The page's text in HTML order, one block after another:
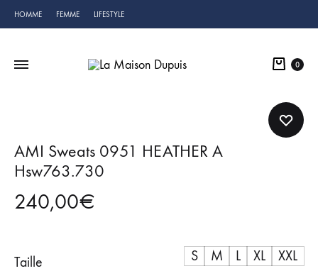
HOMME FEMME LIFESTYLE
Cart
0
AMI Sweats 0951 HEATHER A
Hsw763.730
240,00€
Taille S M L XL XXL